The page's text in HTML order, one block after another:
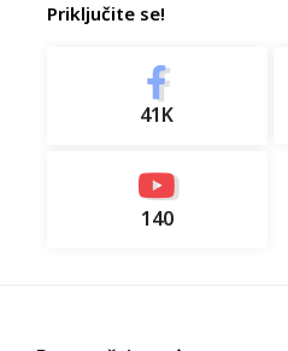
Priključite se!
41K
140